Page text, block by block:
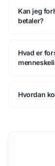
Kan jeg
betaler?
Hvad er
Hvordan